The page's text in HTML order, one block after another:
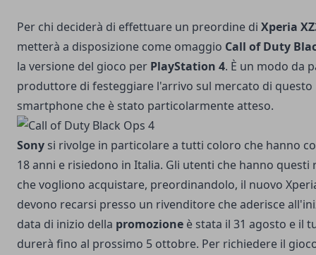
Per chi deciderà di effettuare un preordine di Xperia
metterà a disposizione come omaggio Call of Duty
la versione del gioco per PlayStation 4. È un modo da
produttore di festeggiare l'arrivo sul mercato di questo
smartphone che è stato particolarmente atteso.
Sony si rivolge in particolare a tutti coloro che hanno
18 anni e risiedono in Italia. Gli utenti che hanno questi
che vogliono acquistare, preordinandolo, il nuovo
devono recarsi presso un rivenditore che aderisce
data di inizio della promozione è stata il 31 agosto e il
durerà fino al prossimo 5 ottobre. Per richiedere il